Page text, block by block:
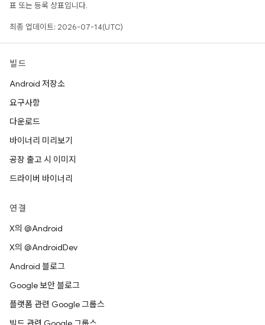
표 또는 등록 상표입니다.
최종 업데이트: 2026-07-14(UTC)
빌드
Android 저장소
요구사항
다운로드
바이너리 미리보기
공장 출고 시 이미지
드라이버 바이너리
연결
X의 @Android
X의 @AndroidDev
Android 블로그
Google 보안 블로그
플랫폼 관련 Google 그룹스